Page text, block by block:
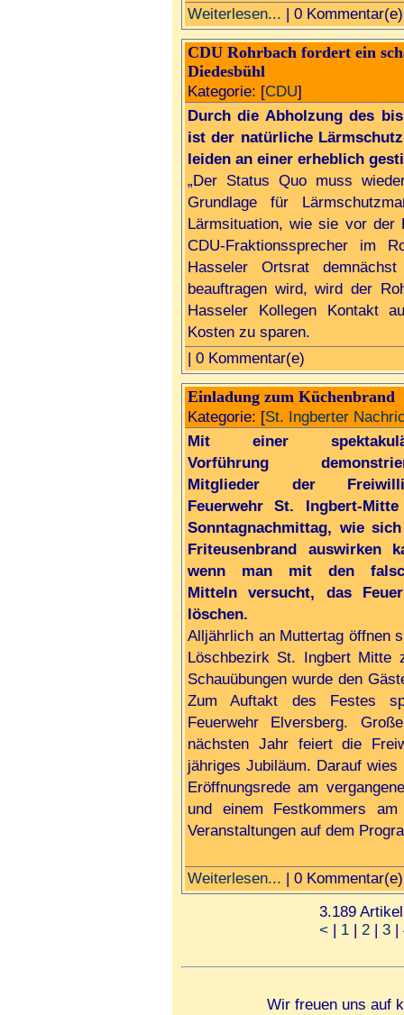
Weiterlesen... | 0 Kommentar(e)
CDU Rohrbach fordert ein
Diedesbühl
Kategorie: [CDU]
Durch die Abholzung des
ist der natürliche
leiden an einer erheblich
„Der Status Quo muss
Grundlage für
Lärmsituation, wie sie vor der
CDU-Fraktionssprecher im
Hasseler Ortsrat
beauftragen wird, wird der
Hasseler Kollegen Kontakt
Kosten zu sparen.
| 0 Kommentar(e)
Einladung zum Küchenbrand
Kategorie: [St. Ingberter
Mit einer
Vorführung
Mitglieder der
Feuerwehr St. Ingbert-
Sonntagnachmittag, wie
Friteusenbrand auswirken
wenn man mit den
Mitteln versucht, das
löschen.
Alljährlich an Muttertag öffnen
Löschbezirk St. Ingbert Mitte
Schauübungen wurde den
Zum Auftakt des Festes
Feuerwehr Elversberg.
nächsten Jahr feiert die
jähriges Jubiläum. Darauf
Eröffnungsrede am
und einem Festkommers
Veranstaltungen auf dem
Weiterlesen... | 0 Kommentar(e)
3.189
< | 1 | 2 | 3 |
Wir freuen uns auf